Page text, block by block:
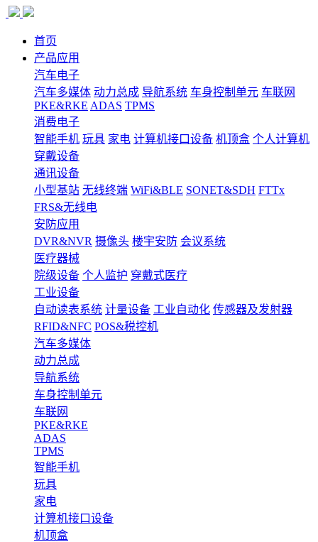
首页
产品应用
汽车电子
汽车多媒体 动力总成 导航系统 车身控制单元 车联网
PKE&RKE ADAS TPMS
消费电子
智能手机 玩具 家电 计算机接口设备 机顶盒 个人计算机
穿戴设备
通讯设备
小型基站 无线终端 WiFi&BLE SONET&SDH FTTx
FRS&无线电
安防应用
DVR&NVR 摄像头 楼宇安防 会议系统
医疗器械
院级设备 个人监护 穿戴式医疗
工业设备
自动读表系统 计量设备 工业自动化 传感器及发射器
RFID&NFC POS&税控机
汽车多媒体
动力总成
导航系统
车身控制单元
车联网
PKE&RKE
ADAS
TPMS
智能手机
玩具
家电
计算机接口设备
机顶盒